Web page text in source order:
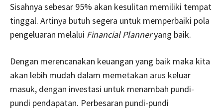
Sisahnya sebesar 95% akan kesulitan memiliki tempat
tinggal. Artinya butuh segera untuk memperbaiki pola
pengeluaran melalui Financial Planneryang baik.
Dengan merencanakan keuangan yang baik maka kita
akan lebih mudah dalam memetakan arus keluar
masuk, dengan investasi untuk menambah pundi-
pundi pendapatan. Perbesaran pundi-pundi